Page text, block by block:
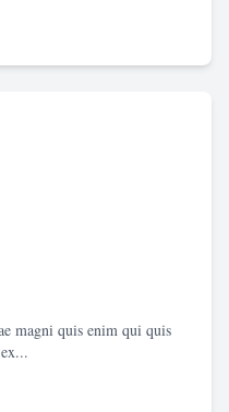
magni quis enim qui quis